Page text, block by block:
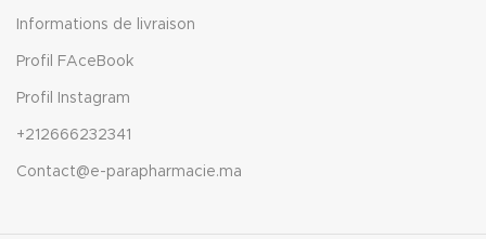
Informations de livraison
Profil FAceBook
Profil Instagram
+212666232341
Contact@e-parapharmacie.ma